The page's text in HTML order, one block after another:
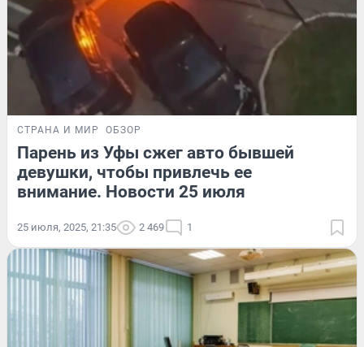
СТРАНА И МИР ОБЗОР
Парень из Уфы сжег авто бывшей
девушки, чтобы привлечь ее
внимание. Новости 25 июля
25 июля, 2025, 21:35 2 469 1